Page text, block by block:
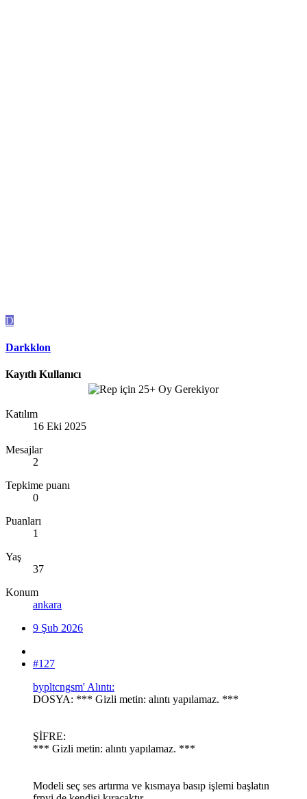
D
Darkklon
Kayıtlı Kullanıcı
Katılım
16 Eki 2025
Mesajlar
2
Tepkime puanı
0
Puanları
1
Yaş
37
Konum
ankara
9 Şub 2026
#127
bypltcngsm' Alıntı:
DOSYA: *** Gizli metin: alıntı yapılamaz. ***
ŞİFRE:
*** Gizli metin: alıntı yapılamaz. ***
Modeli seç ses artırma ve kısmaya basıp işlemi başlatın